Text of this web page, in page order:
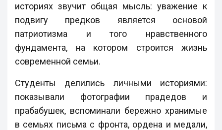
историях звучит общая мысль: уважение к
подвигу предков является основой
патриотизма и того нравственного
фундамента, на котором строится жизнь
современной семьи.
Студенты делились личными историями:
показывали фотографии прадедов и
прабабушек, вспоминали бережно хранимые
в семьях письма с фронта, ордена и медали,